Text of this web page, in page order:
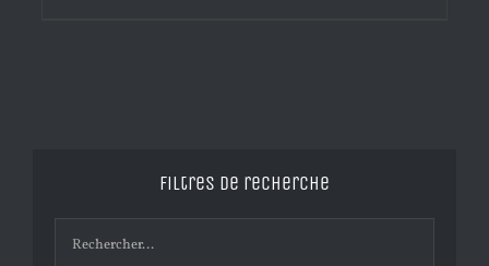
Filtres de recherche